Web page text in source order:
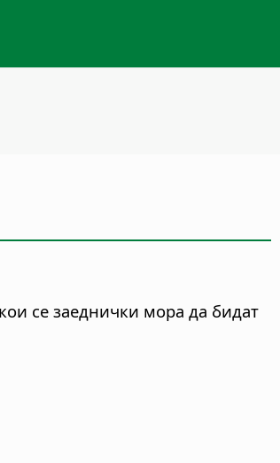
се заеднички мора да бидат